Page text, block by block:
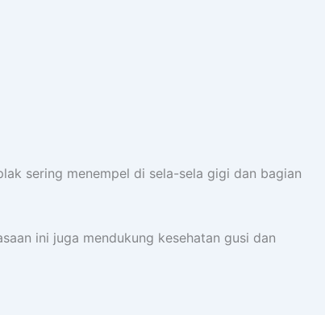
sering menempel di sela-sela gigi dan bagian
ini juga mendukung kesehatan gusi dan